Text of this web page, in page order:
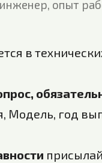
опыт
в
Модель, год